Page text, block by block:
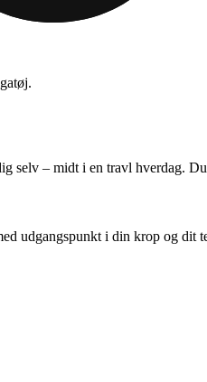
– midt i en travl hverdag.
udgangspunkt i din krop og dit